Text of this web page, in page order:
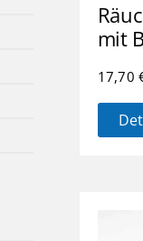
mit
17,70